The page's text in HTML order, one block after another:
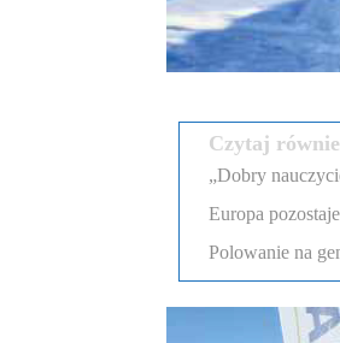
Czytaj
„Dobry
Europa
Polowanie na